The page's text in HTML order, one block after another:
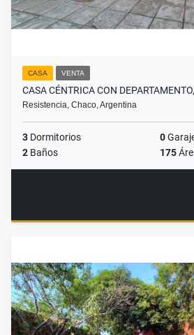
CASA VENTA
CASA CÉNTRICA CON
Resistencia, Chaco, Argentina
3 Dormitorios 0
2 Baños 175